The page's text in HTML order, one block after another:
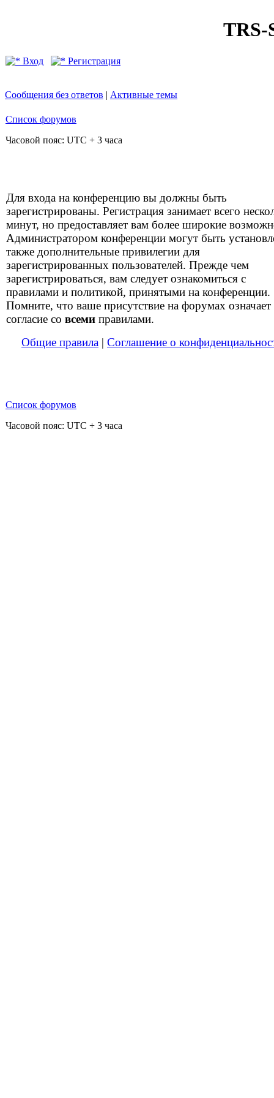
TRS-
Вход Регистрация
Сообщения без ответов | Активные темы
Список форумов
Часовой пояс: UTC + 3 часа
Для входа на конференцию вы должны быть
зарегистрированы. Регистрация занимает всего
минут, но предоставляет вам более широкие
Администратором конференции могут быть
также дополнительные привилегии для
зарегистрированных пользователей. Прежде чем
зарегистрироваться, вам следует ознакомиться с
правилами и политикой, принятыми на конференции.
Помните, что ваше присутствие на форумах означает
согласие со всеми правилами.
Общие правила | Соглашение о
Список форумов
Часовой пояс: UTC + 3 часа